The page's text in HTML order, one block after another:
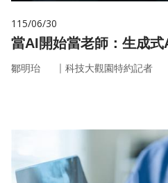
115/06/30
當AI開始當老師：生成
鄒明珆 ｜ 科技大觀園特約記者